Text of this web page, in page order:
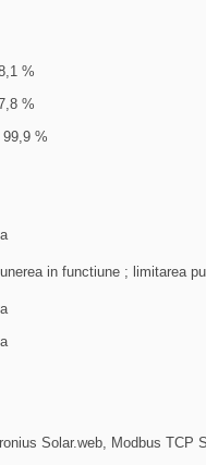
%
%
%
in functiune ; limitarea
Solar.web, Modbus TCP